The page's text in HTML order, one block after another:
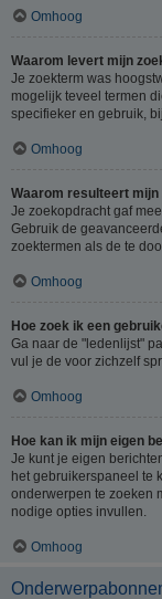
Omhoog
Waarom levert mijn
Je zoekterm was
mogelijk teveel termen
specifieker en gebruik,
Omhoog
Waarom resulteert mijn
Je zoekopdracht gaf
Gebruik de
zoektermen als de te
Omhoog
Hoe zoek ik een
Ga naar de "ledenlijst"
vul je de voor zichzelf
Omhoog
Hoe kan ik mijn eigen
Je kunt je eigen
het gebruikerspaneel te
onderwerpen te zoeken
nodige opties invullen.
Omhoog